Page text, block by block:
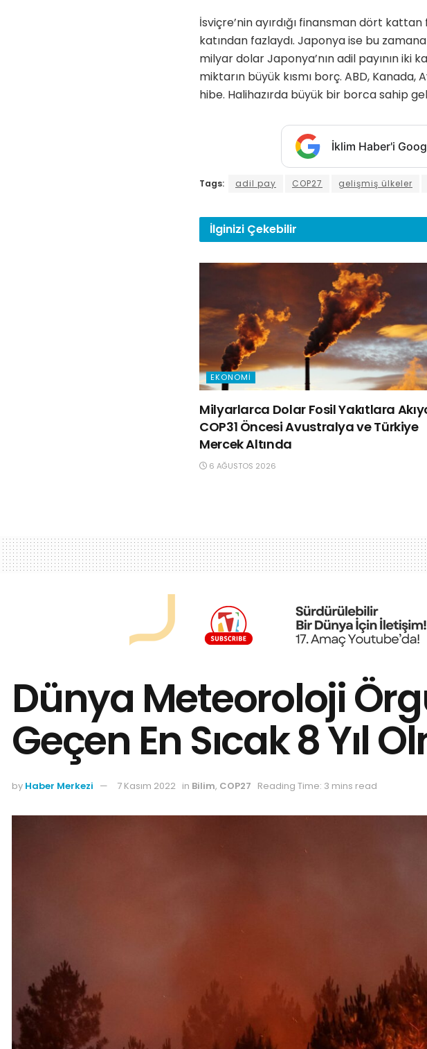
İsviçre’nin ayırdığı finansman dört
katından fazlaydı. Japonya ise bu
milyar dolar Japonya’nın adil payının iki
miktarın büyük kısmı borç. ABD,
hibe. Halihazırda büyük bir borca sahip
İklim Haber'i
Tags: adil pay COP27 gelişmiş ülkeler
İlginizi Çekebilir
EKONOMI
Milyarlarca Dolar Fosil Yakıtlara
COP31 Öncesi Avustralya ve Türkiye
Mercek Altında
6 AĞUSTOS 2026
Dünya Meteoroloji
Geçen En Sıcak 8 Yıl
by Haber Merkezi 7 Kasım 2022 in Bilim, COP27 Reading Time: 3 mins read